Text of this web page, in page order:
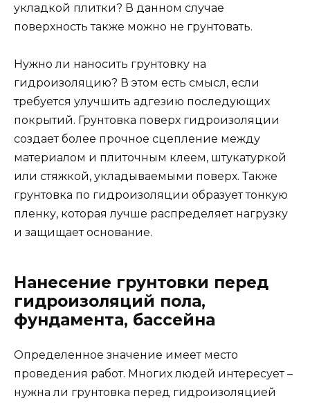
укладкой плитки? В данном случае
поверхность также можно не грунтовать.
Нужно ли наносить грунтовку на
гидроизоляцию? В этом есть смысл, если
требуется улучшить адгезию последующих
покрытий. Грунтовка поверх гидроизоляции
создает более прочное сцепление между
материалом и плиточным клеем, штукатуркой
или стяжкой, укладываемыми поверх. Также
грунтовка по гидроизоляции образует тонкую
пленку, которая лучше распределяет нагрузку
и защищает основание.
Нанесение грунтовки перед
гидроизоляций пола,
фундамента, бассейна
Определенное значение имеет место
проведения работ. Многих людей интересует –
нужна ли грунтовка перед гидроизоляцией